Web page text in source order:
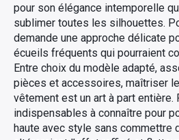
pour son élégance intemporelle
sublimer toutes les silhouettes.
demande une approche délicate
écueils fréquents qui pourraient
Entre choix du modèle adapté,
pièces et accessoires, maîtriser
vêtement est un art à part entière.
indispensables à connaître pour
haute avec style sans commettre